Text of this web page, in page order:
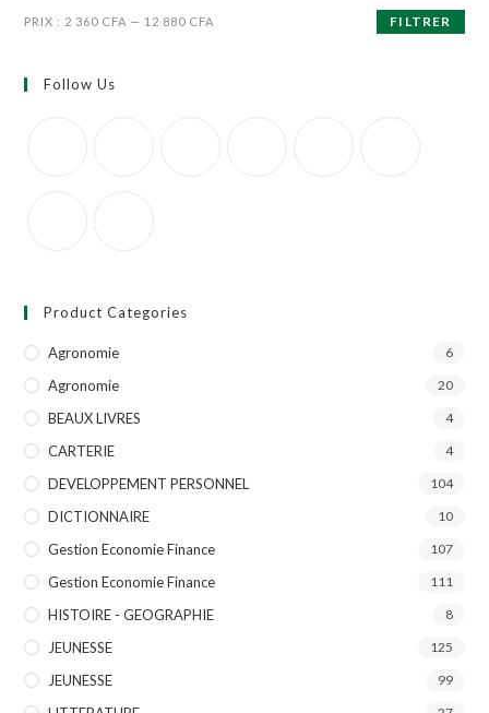
FILTRER
PRIX : 2 360 CFA — 12 880 CFA
Follow Us
Product Categories
Agronomie 6
Agronomie 20
BEAUX LIVRES 4
CARTERIE 4
DEVELOPPEMENT PERSONNEL 104
DICTIONNAIRE 10
Gestion Economie Finance 107
Gestion Economie Finance 111
HISTOIRE - GEOGRAPHIE 8
JEUNESSE 125
JEUNESSE 99